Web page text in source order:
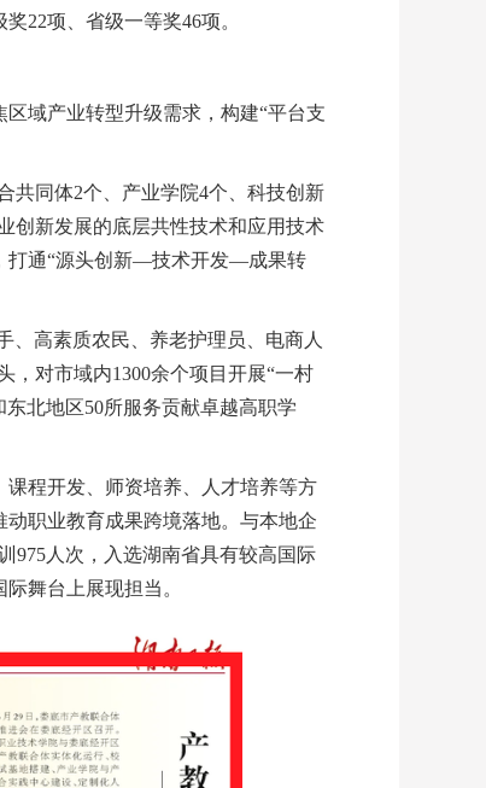
22项、省级一等奖46项。
域产业转型升级需求，构建“平台支
共同体2个、产业学院4个、科技创新
创新发展的底层共性技术和应用技术
打通“源头创新—技术开发—成果转
、高素质农民、养老护理员、电商人
，对市域内1300余个项目开展“一村
北地区50所服务贡献卓越高职学
程开发、师资培养、人才培养等方
职业教育成果跨境落地。与本地企
975人次，入选湖南省具有较高国际
舞台上展现担当。